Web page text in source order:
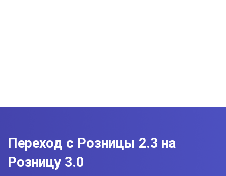
Переход с Розницы 2.3 на
Розницу 3.0